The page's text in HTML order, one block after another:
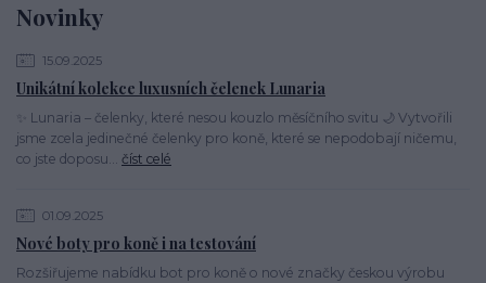
Novinky
15.09.2025
Unikátní kolekce luxusních čelenek Lunaria
✨ Lunaria – čelenky, které nesou kouzlo měsíčního svitu 🌙 Vytvořili
jsme zcela jedinečné čelenky pro koně, které se nepodobají ničemu,
co jste doposu... číst celé
01.09.2025
Nové boty pro koně i na testování
Rozšiřujeme nabídku bot pro koně o nové značky českou výrobu